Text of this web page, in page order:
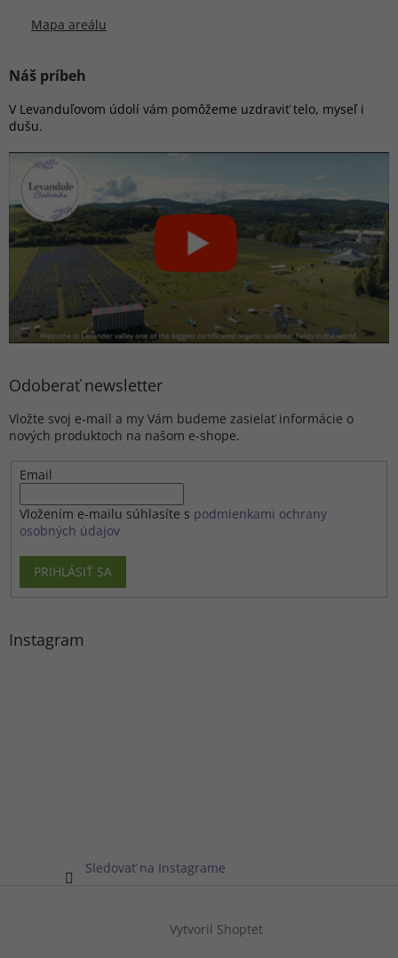
Mapa areálu
Náš príbeh
V Levanduľovom údolí vám pomôžeme uzdraviť telo, myseľ i
dušu.
Odoberať newsletter
Vložte svoj e-mail a my Vám budeme zasielať informácie o
nových produktoch na našom e-shope.
Email
Vložením e-mailu súhlasíte s podmienkami ochrany
osobných údajov
PRIHLÁSIŤ SA
Instagram
Sledovať na Instagrame
Vytvoril Shoptet